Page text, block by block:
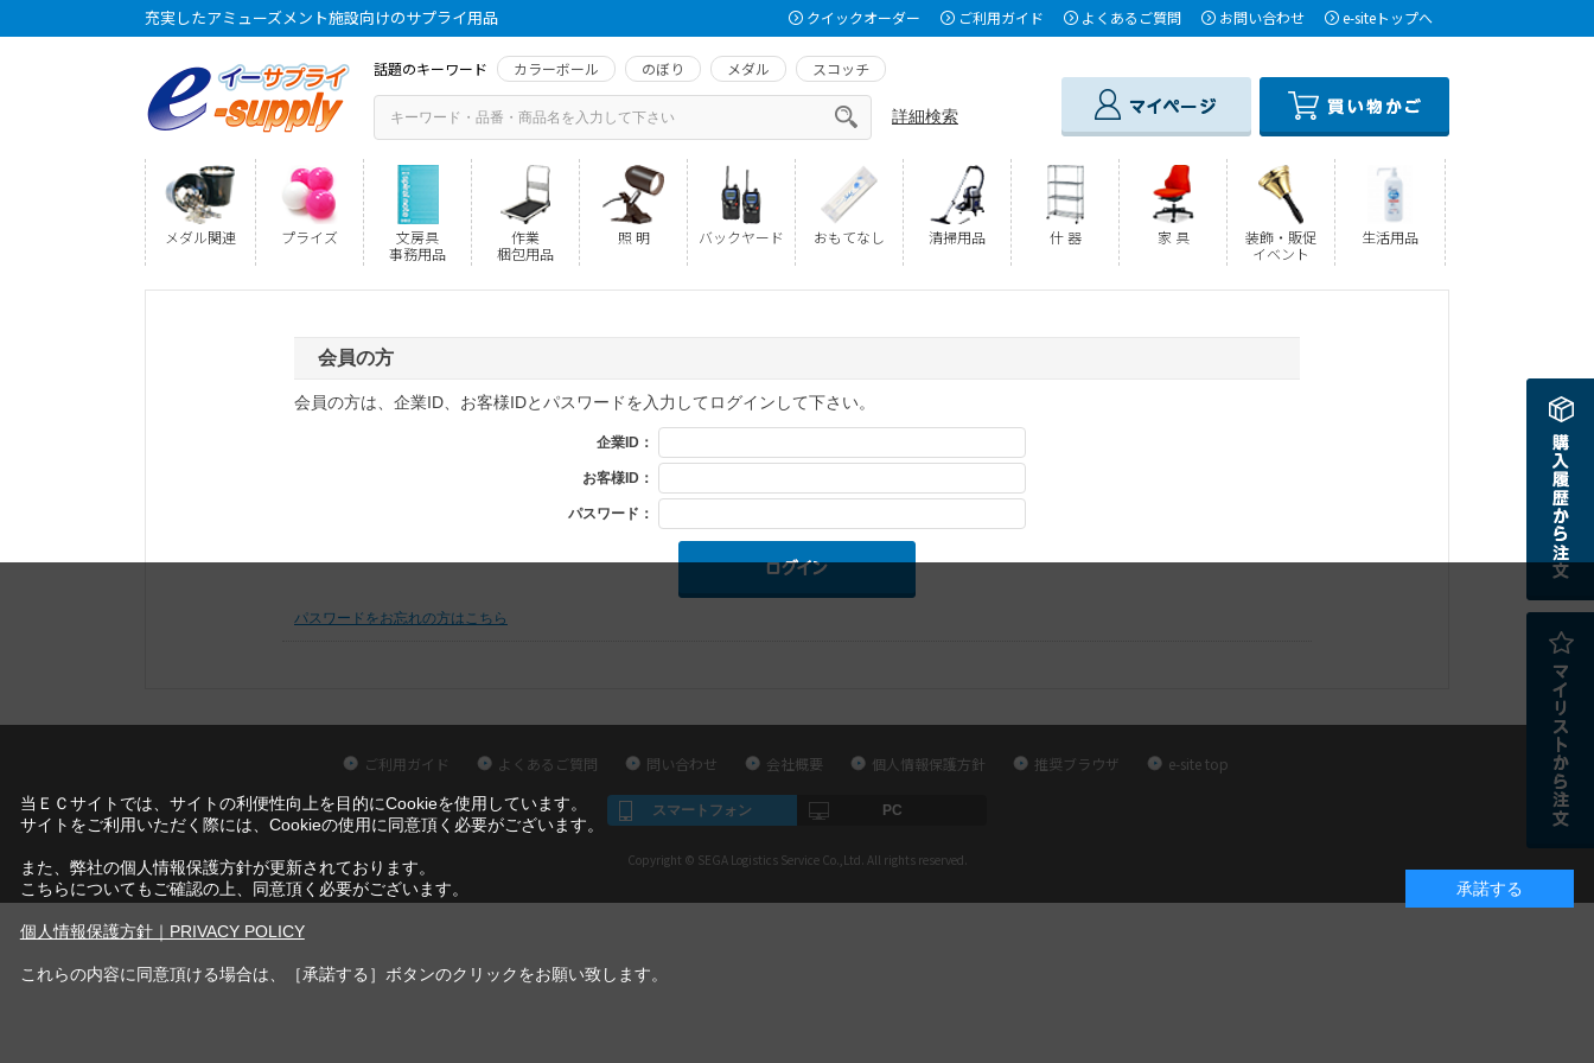
充実したアミューズメント施設向けのサプライ用品 クイックオーダー ご利用ガイド よくあるご質問 お問い合わせ e-siteトップへ
話題のキーワード カラーボール のぼり メダル スコッチ
詳細検索
メダル関連 プライズ
文房具
事務用品
作業
梱包用品
照 明 バックヤード おもてなし 清掃用品 什 器 家 具
装飾・販促
イベント
生活用品
会員の方
会員の方は、企業ID、お客様IDとパスワードを入力してログインして下さい。
企業ID：
お客様ID：
パスワード：
パスワードをお忘れの方はこちら
ご利用ガイド よくあるご質問 問い合わせ 会社概要 個人情報保護方針 推奨ブラウザ e-site top
スマートフォン PC
Copyright © SEGA Logistics Service Co.,Ltd. All rights reserved.
当ＥＣサイトでは、サイトの利便性向上を目的にCookieを使用しています。
サイトをご利用いただく際には、Cookieの使用に同意頂く必要がございます。
また、弊社の個人情報保護方針が更新されております。
こちらについてもご確認の上、同意頂く必要がございます。
個人情報保護方針｜PRIVACY POLICY
これらの内容に同意頂ける場合は、［承諾する］ボタンのクリックをお願い致します。
承諾する